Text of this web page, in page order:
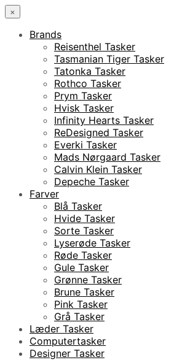
×
Brands
Reisenthel Tasker
Tasmanian Tiger Tasker
Tatonka Tasker
Rothco Tasker
Prym Tasker
Hvisk Tasker
Infinity Hearts Tasker
ReDesigned Tasker
Everki Tasker
Mads Nørgaard Tasker
Calvin Klein Tasker
Depeche Tasker
Farver
Blå Tasker
Hvide Tasker
Sorte Tasker
Lyserøde Tasker
Røde Tasker
Gule Tasker
Grønne Tasker
Brune Tasker
Pink Tasker
Grå Tasker
Læder Tasker
Computertasker
Designer Tasker